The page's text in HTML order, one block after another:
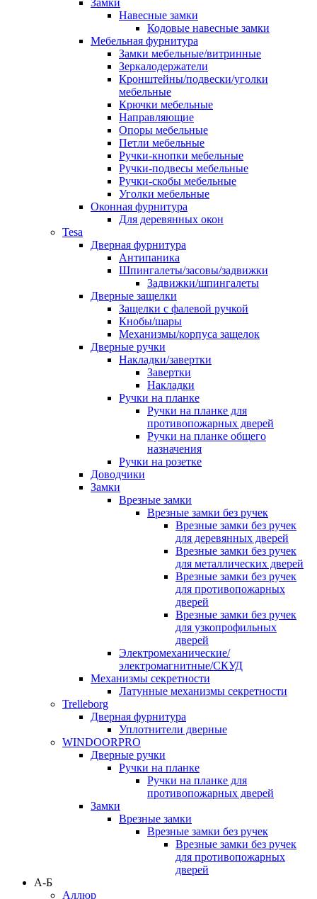
Замки
Навесные замки
Кодовые навесные замки
Мебельная фурнитура
Замки мебельные/витринные
Зеркалодержатели
Кронштейны/подвески/уголки
мебельные
Крючки мебельные
Направляющие
Опоры мебельные
Петли мебельные
Ручки-кнопки мебельные
Ручки-подвесы мебельные
Ручки-скобы мебельные
Уголки мебельные
Оконная фурнитура
Для деревянных окон
Tesa
Дверная фурнитура
Антипаника
Шпингалеты/засовы/задвижки
Задвижки/шпингалеты
Дверные защелки
Защелки с фалевой ручкой
Кнобы/шары
Механизмы/корпуса защелок
Дверные ручки
Накладки/завертки
Завертки
Накладки
Ручки на планке
Ручки на планке для
противопожарных дверей
Ручки на планке общего
назначения
Ручки на розетке
Доводчики
Замки
Врезные замки
Врезные замки без ручек
Врезные замки без ручек
для деревянных дверей
Врезные замки без ручек
для металлических дверей
Врезные замки без ручек
для противопожарных
дверей
Врезные замки без ручек
для узкопрофильных
дверей
Электромеханические/
электромагнитные/СКУД
Механизмы секретности
Латунные механизмы секретности
Trelleborg
Дверная фурнитура
Уплотнители дверные
WINDOORPRO
Дверные ручки
Ручки на планке
Ручки на планке для
противопожарных дверей
Замки
Врезные замки
Врезные замки без ручек
Врезные замки без ручек
для противопожарных
дверей
А-Б
Аллюр